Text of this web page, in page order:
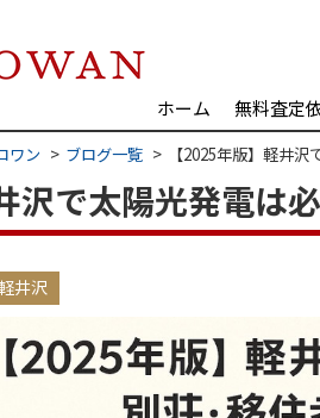
ホーム 無料査定
ワン ブログ一覧 【2025年版】軽井
沢で太陽光発電は
井沢